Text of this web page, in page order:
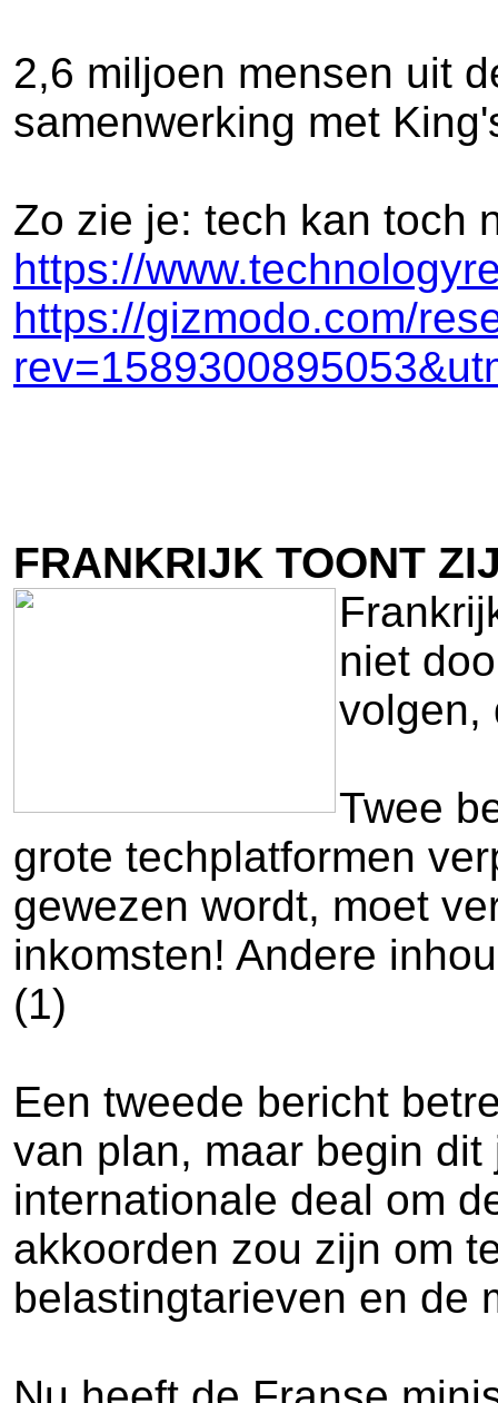
2,6 miljoen mensen uit
samenwerking met
Zo zie je: tech kan toch
https://
https://gizmodo.com/
FRANKRIJK TOONT
niet
volgen,
Twee
grote techplatformen
gewezen wordt, moet
inkomsten! Andere
(1)
Een tweede bericht
van plan, maar begin
internationale deal om
akkoorden zou zijn om
belastingtarieven en de